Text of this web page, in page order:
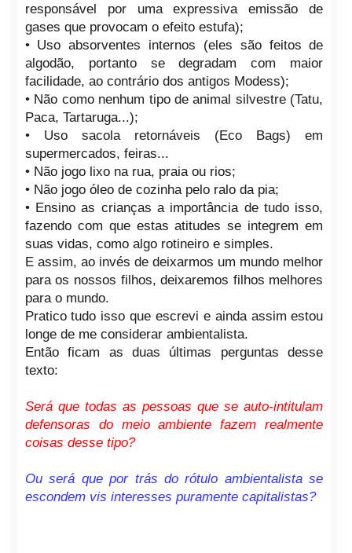
responsável por uma expressiva emissão de
gases que provocam o efeito estufa);
• Uso absorventes internos (eles são feitos de
algodão, portanto se degradam com maior
facilidade, ao contrário dos antigos Modess);
• Não como nenhum tipo de animal silvestre (Tatu,
Paca, Tartaruga...);
• Uso sacola retornáveis (Eco Bags) em
supermercados, feiras...
• Não jogo lixo na rua, praia ou rios;
• Não jogo óleo de cozinha pelo ralo da pia;
• Ensino as crianças a importância de tudo isso,
fazendo com que estas atitudes se integrem em
suas vidas, como algo rotineiro e simples.
E assim, ao invés de deixarmos um mundo melhor
para os nossos filhos, deixaremos filhos melhores
para o mundo.
Pratico tudo isso que escrevi e ainda assim estou
longe de me considerar ambientalista.
Então ficam as duas últimas perguntas desse
texto:
Será que todas as pessoas que se auto-intitulam
defensoras do meio ambiente fazem realmente
coisas desse tipo?
Ou será que por trás do rótulo ambientalista se
escondem vis interesses puramente capitalistas?